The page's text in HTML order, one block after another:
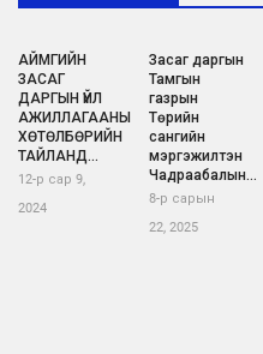
АЙМГИЙН
ЗАСАГ
ДАРГЫН ҮЙЛ
АЖИЛЛАГААНЫ
ХӨТӨЛБӨРИЙН
ТАЙЛАНД...
12-р сар 9,
2024
Засаг даргын
Тамгын
газрын
Төрийн
сангийн
мэргэжилтэн
Чадраабалын...
8-р сарын
22, 2025